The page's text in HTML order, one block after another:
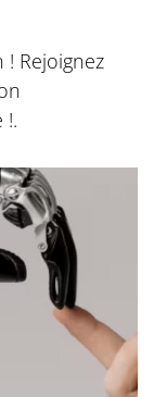
Rejoignez
!.